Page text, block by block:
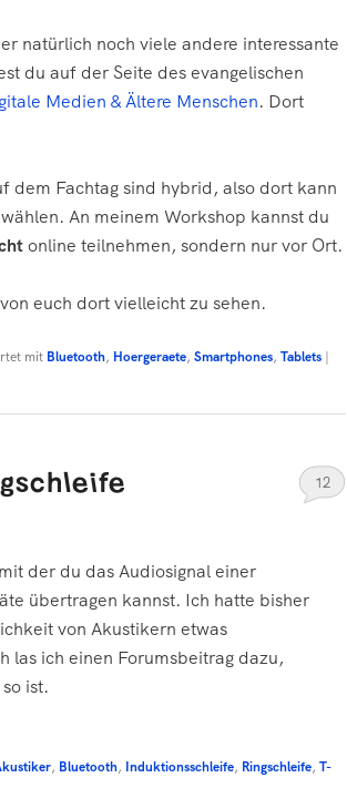
natürlich noch viele andere interessante
du auf der Seite des evangelischen
Medien & Ältere Menschen. Dort
dem Fachtag sind hybrid, also dort kann
An meinem Workshop kannst du
online teilnehmen, sondern nur vor Ort.
euch dort vielleicht zu sehen.
mit Bluetooth, Hoergeraete, Smartphones, Tablets |
12
der du das Audiosignal einer
übertragen kannst. Ich hatte bisher
von Akustikern etwas
ich einen Forumsbeitrag dazu,
ist.
, Bluetooth, Induktionsschleife, Ringschleife, T-